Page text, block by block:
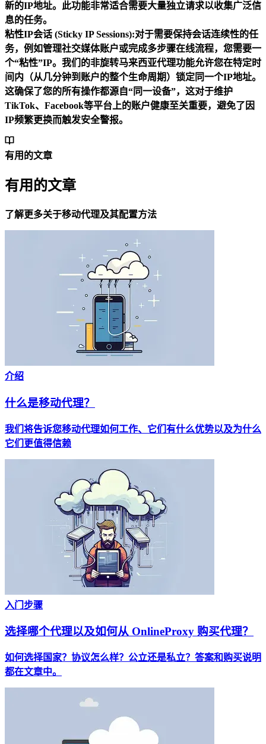
新的IP地址。此功能非常适合需要大量独立请求以收集广泛信
息的任务。
粘性IP会话 (Sticky IP Sessions):对于需要保持会话连续性的任
务，例如管理社交媒体账户或完成多步骤在线流程，您需要一
个“粘性”IP。我们的非旋转马来西亚代理功能允许您在特定时
间内（从几分钟到账户的整个生命周期）锁定同一个IP地址。
这确保了您的所有操作都源自“同一设备”，这对于维护
TikTok、Facebook等平台上的账户健康至关重要，避免了因
IP频繁更换而触发安全警报。
有用的文章
有用的文章
了解更多关于移动代理及其配置方法
介绍
什么是移动代理？
我们将告诉您移动代理如何工作、它们有什么优势以及为什么
它们更值得信赖
入门步骤
选择哪个代理以及如何从 OnlineProxy 购买代理？
如何选择国家？协议怎么样？公立还是私立？答案和购买说明
都在文章中。